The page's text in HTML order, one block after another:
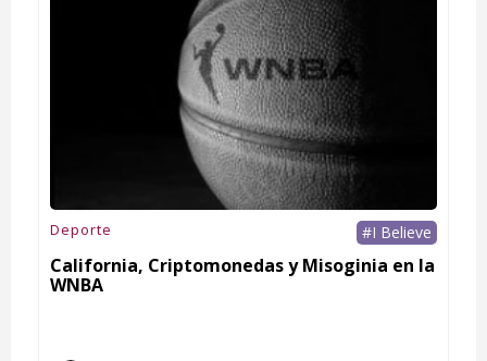
Deporte #I Believe
California, Criptomonedas y Misoginia en la
WNBA